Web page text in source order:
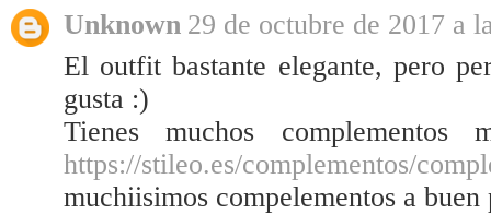
Unknown 29 de octubre de 2017 a
El outfit bastante elegante, pero
gusta :)
Tienes muchos
https://stileo.es/complementos/
muchiisimos compelementos a buen